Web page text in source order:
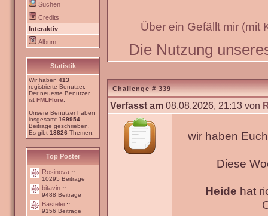
Suchen
Credits
Interaktiv
Album
Statistik
Wir haben 413
registrierte Benutzer.
Der neueste Benutzer
ist FMLFlore
Unsere Benutzer haben
insgesamt 169954
Beiträge geschrieben.
Es gibt 18826 Themen.
Top Poster
Rosinova ::
10295 Beiträge
bitavin ::
9488 Beiträge
Bastelei ::
9156 Beiträge
Über ein Gefällt mir (mit
Die Nutzung
Challenge # 339
Verfasst am 08.08.2026, 21:13 von
wir haben
Diese
Heide hat